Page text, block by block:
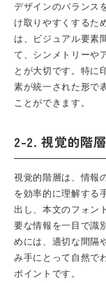
デザインのバランス
け取りやすくするた
は、ビジュアル要素
て、シンメトリーや
とが大切です。特に
素が統一された形で
ことができます。
2-2. 視覚的階
視覚的階層は、情報
を効率的に理解する
出し、本文のフォン
要な情報を一目で識
めには、適切な間隔
み手にとって自然で
ポイントです。